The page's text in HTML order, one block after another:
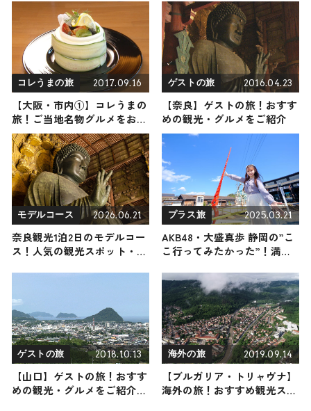
2024年4月27日放送
りとともに
コレうまの旅 2017.09.16
【大阪・市内①】コレうまの
旅！ご当地名物グルメをお届
け
ゲストの旅 2016.04.23
【奈良】ゲストの旅！おすす
めの観光・グルメをご紹介
モデルコース 2026.06.21
奈良観光1泊2日のモデルコー
ス！人気の観光スポット・名
プラス旅 2025.03.21
AKB48・大盛真歩 静岡の”こ
こ行ってみたかった”！満喫
ゲストの旅 2018.10.13
【山口】ゲストの旅！おすす
めの観光・グルメをご紹介
海外の旅 2019.09.14
【ブルガリア・トリャヴナ】
海外の旅！おすすめ観光スポ